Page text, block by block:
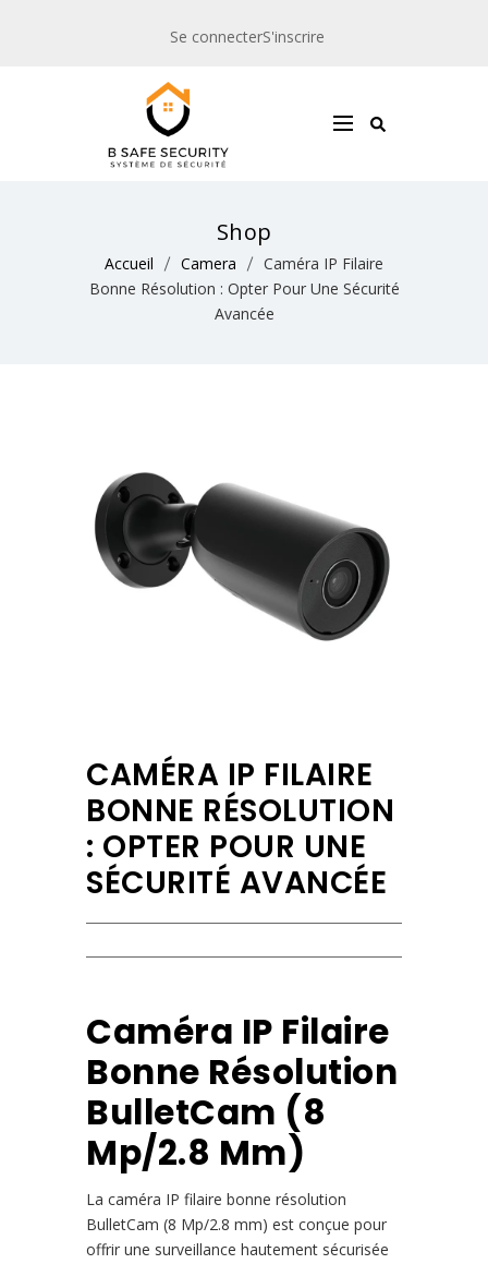
Se connecterS'inscrire
Shop
Accueil Camera
Caméra IP Filaire
Bonne Résolution : Opter Pour Une Sécurité
Avancée
CAMÉRA IP FILAIRE
BONNE RÉSOLUTION
: OPTER POUR UNE
SÉCURITÉ AVANCÉE
Caméra IP Filaire
Bonne Résolution
BulletCam (8
Mp/2.8 Mm)
La caméra IP filaire bonne résolution
BulletCam (8 Mp/2.8 mm) est conçue pour
offrir une surveillance hautement sécurisée